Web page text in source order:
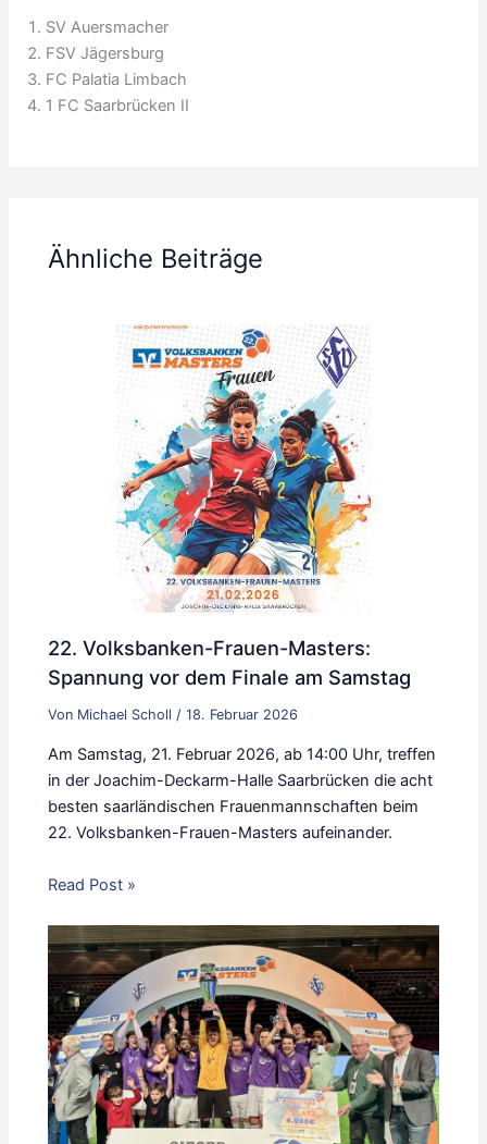
SV Auersmacher
FSV Jägersburg
FC Palatia Limbach
1 FC Saarbrücken II
Ähnliche Beiträge
22. Volksbanken-Frauen-Masters:
Spannung vor dem Finale am Samstag
Von Michael Scholl /18. Februar 2026
Am Samstag, 21. Februar 2026, ab 14:00 Uhr, treffen
in der Joachim-Deckarm-Halle Saarbrücken die acht
besten saarländischen Frauenmannschaften beim
22. Volksbanken-Frauen-Masters aufeinander.
Read Post »